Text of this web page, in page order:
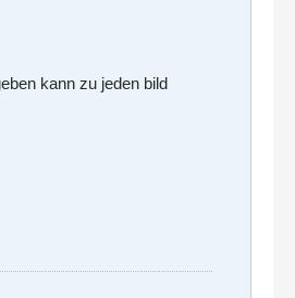
kann zu jeden bild